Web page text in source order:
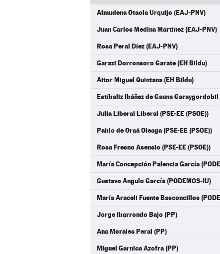
Almudena Otaola Urquijo (EAJ-PNV)
Juan Carlos Medina Martínez (EAJ-PNV)
Rosa Peral Díez (EAJ-PNV)
Garazi Dorronsoro Garate (EH Bildu)
Aitor Miguel Quintana (EH Bildu)
Estíbaliz Ibáñez de Gauna Garaygordobil
Julia Liberal Liberal (PSE-EE (PSOE))
Pablo de Oraá Oleaga (PSE-EE (PSOE))
Rosa Fresno Asensio (PSE-EE (PSOE))
María Concepción Palencia García
Gustavo Angulo García (PODEMOS-IU)
María Araceli Fuente Basconcillos
Jorge Ibarrondo Bajo (PP)
Ana Morales Peral (PP)
Miguel Garnica Azofra (PP)